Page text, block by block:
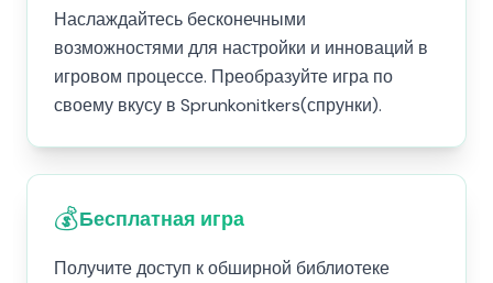
Наслаждайтесь бесконечными
возможностями для настройки и инноваций в
игровом процессе. Преобразуйте игра по
своему вкусу в Sprunkonitkers(спрунки).
💰Бесплатная игра
Получите доступ к обширной библиотеке